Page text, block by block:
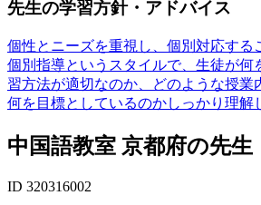
先生の学習方針・アドバイス
個性とニーズを重視し、個別対応する
個別指導というスタイルで、生徒が何
習方法が適切なのか、どのような授業
何を目標としているのかしっかり理解
中国語教室 京都府の先生
ID 320316002